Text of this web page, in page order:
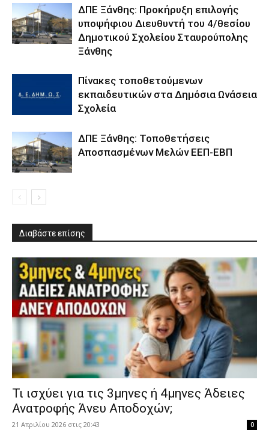
ΔΠΕ Ξάνθης: Προκήρυξη επιλογής
υποψήφιου Διευθυντή του 4/θεσίου
Δημοτικού Σχολείου Σταυρούπολης
Ξάνθης
Πίνακες τοποθετούμενων
εκπαιδευτικών στα Δημόσια Ωνάσεια
Σχολεία
ΔΠΕ Ξάνθης: Τοποθετήσεις
Αποσπασμένων Μελών ΕΕΠ-ΕΒΠ
Διαβάστε επίσης
​Τι ισχύει για τις 3μηνες ή 4μηνες Άδειες
Ανατροφής Άνευ Αποδοχών;
21 Απριλίου 2026 στις 20:43 0